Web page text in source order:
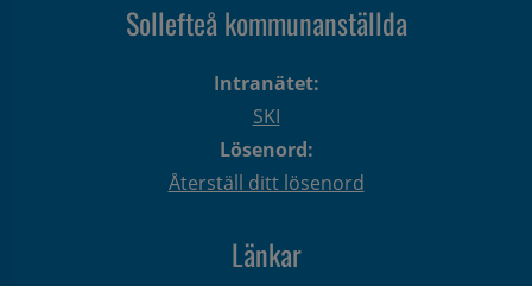
Sollefteå kommunanställda
Intranätet:
SKI
Lösenord:
Återställ ditt lösenord
Länkar